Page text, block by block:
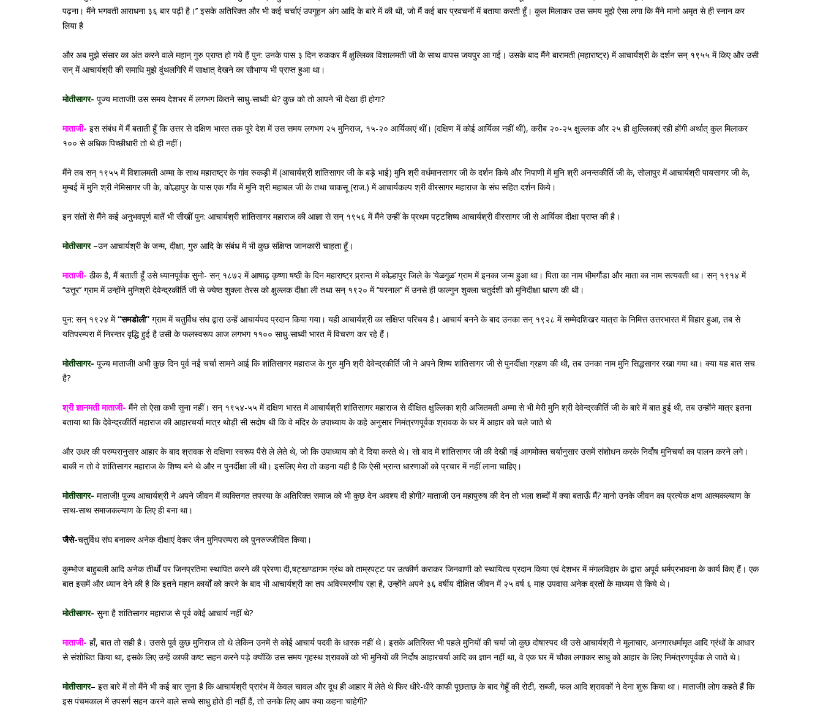
पढ़ना। मैंने भगवती आराधना ३६ बार पढ़ी है।’’ इसके अतिरिक्त और भी कई चर्चाएं उपगूहन अंग आदि के बारे में की थी, जो मैं कई बार प्रवचनों में बताया करती हूँ। कुल मिलाकर उस समय मुझे ऐसा लगा कि मैंने मानो अमृत से ही स्नान कर
लिया है
और अब मुझे संसार का अंत करने वाले महान् गुरु प्राप्त हो गये हैं पुन: उनके पास ३ दिन रुककर मैं क्षुल्लिका विशालमती जी के साथ वापस जयपुर आ गई। उसके बाद मैंने बारामती (महाराष्ट्र) में आचार्यश्री के दर्शन सन् १९५५ में किए और उसी
सन् में आचार्यश्री की समाधि मुझे वुंथलगिरि में साक्षात् देखने का सौभाग्य भी प्राप्त हुआ था।
मोतीसागर- पूज्य माताजी! उस समय देशभर में लगभग कितने साधु-साध्वी थे? कुछ को तो आपने भी देखा ही होगा?
माताजी- इस संबंध में मैं बताती हूँ कि उत्तर से दक्षिण भारत तक पूरे देश में उस समय लगभग २५ मुनिराज, १५-२० आर्यिकाएं थीं। (दक्षिण में कोई आर्यिका नहीं थीं), करीब २०-२५ क्षुल्लक और २५ ही क्षुल्लिकाएं रही होंगी अर्थात् कुल मिलाकर
१०० से अधिक पिच्छीधारी तो थे ही नहीं।
मैंने तब सन् १९५५ में विशालमती अम्मा के साथ महाराष्ट्र के गांव रुकड़ी में (आचार्यश्री शांतिसागर जी के बड़े भाई) मुनि श्री वर्धमानसागर जी के दर्शन किये और निपाणी में मुनि श्री अनन्तकीर्ति जी के, सोलापुर में आचार्यश्री पायसागर जी के,
मुम्बई में मुनि श्री नेमिसागर जी के, कोल्हापुर के पास एक गाँव में मुनि श्री महाबल जी के तथा चाकसू (राज.) में आचार्यकल्प श्री वीरसागर महाराज के संघ सहित दर्शन किये।
इन संतों से मैंने कई अनुभवपूर्ण बातें भी सीखीं पुन: आचार्यश्री शांतिसागर महाराज की आज्ञा से सन् १९५६ में मैंने उन्हीं के प्रथम पट्टशिष्य आचार्यश्री वीरसागर जी से आर्यिका दीक्षा प्राप्त की है।
मोतीसागर –उन आचार्यश्री के जन्म, दीक्षा, गुरु आदि के संबंध में भी कुछ संक्षिप्त जानकारी चाहता हूँ।
माताजी- ठीक है, मैं बताती हूँ उसे ध्यानपूर्वक सुनो- सन् १८७२ में आषाढ़ कृष्णा षष्ठी के दिन महाराष्ट्र प्र्रान्त में कोल्हापुर जिले के ‘येळगुळ’ ग्राम में इनका जन्म हुआ था। पिता का नाम भीमगौंडा और माता का नाम सत्यवती था। सन् १९१४ में
‘‘उत्तूर’’ ग्राम में उन्होंने मुनिश्री देवेन्द्रकीर्ति जी से ज्येष्ठ शुक्ला तेरस को क्षुल्लक दीक्षा ली तथा सन् १९२० में ‘‘यरनाल’’ में उनसे ही फाल्गुन शुक्ला चतुर्दशी को मुनिदीक्षा धारण की थी।
पुन: सन् १९२४ में‘‘समडोली’’ ग्राम में चतुर्विध संघ द्वारा उन्हें आचार्यपद प्रदान किया गया। यही आचार्यश्री का संक्षिप्त परिचय है। आचार्य बनने के बाद उनका सन् १९२८ में सम्मेदशिखर यात्रा के निमित्त उत्तरभारत में विहार हुआ, तब से
यतिपरम्परा में निरन्तर वृद्धि हुई है उसी के फलस्वरूप आज लगभग ११०० साधु-साध्वी भारत में विचरण कर रहे हैं।
मोतीसागर- पूज्य माताजी! अभी कुछ दिन पूर्व नई चर्चा सामने आई कि शांतिसागर महाराज के गुरु मुनि श्री देवेन्द्रकीर्ति जी ने अपने शिष्य शांतिसागर जी से पुनर्दीक्षा ग्रहण की थी, तब उनका नाम मुनि सिद्धसागर रखा गया था। क्या यह बात सच
है?
श्री ज्ञानमती माताजी- मैंने तो ऐसा कभी सुना नहीं। सन् १९५४-५५ में दक्षिण भारत में आचार्यश्री शांतिसागर महाराज से दीक्षित क्षुल्लिका श्री अजितमती अम्मा से भी मेरी मुनि श्री देवेन्द्रकीर्ति जी के बारे में बात हुई थी, तब उन्होंने मात्र इतना
बताया था कि देवेन्द्रकीर्ति महाराज की आहारचर्या मात्र थोड़ी सी सदोष थी कि वे मंदिर के उपाध्याय के कहे अनुसार निमंत्रणपूर्वक श्रावक के घर में आहार को चले जाते थे
और उधर की परम्परानुसार आहार के बाद श्रावक से दक्षिणा स्वरूप पैसे ले लेते थे, जो कि उपाध्याय को दे दिया करते थे। सो बाद में शांतिसागर जी की देखी गई आगमोक्त चर्यानुसार उसमें संशोधन करके निर्दोष मुनिचर्या का पालन करने लगे।
बाकी न तो वे शांतिसागर महाराज के शिष्य बने थे और न पुनर्दीक्षा ली थी। इसलिए मेरा तो कहना यही है कि ऐसी भ्रान्त धारणाओं को प्रचार में नहीं लाना चाहिए।
मोतीसागर- माताजी! पूज्य आचार्यश्री ने अपने जीवन में व्यक्तिगत तपस्या के अतिरिक्त समाज को भी कुछ देन अवश्य दी होगी? माताजी उन महापुरुष की देन तो भला शब्दों में क्या बताऊँ मैं? मानो उनके जीवन का प्रत्येक क्षण आत्मकल्याण के
साथ-साथ समाजकल्याण के लिए ही बना था।
जैसे-चतुर्विध संघ बनाकर अनेक दीक्षाएं देकर जैन मुनिपरम्परा को पुनरुज्जीवित किया।
कुम्भोज बाहुबली आदि अनेक तीर्थों पर जिनप्रतिमा स्थापित करने की प्रेरणा दी,षट्खण्डागम ग्रंथ को ताम्रपट्ट पर उत्कीर्ण कराकर जिनवाणी को स्थायित्व प्रदान किया एवं देशभर में मंगलविहार के द्वारा अपूर्व धर्मप्रभावना के कार्य किए हैं। एक
बात इसमें और ध्यान देने की है कि इतने महान कार्यों को करने के बाद भी आचार्यश्री का तप अविस्मरणीय रहा है, उन्होंने अपने ३६ वर्षीय दीक्षित जीवन में २५ वर्ष ६ माह उपवास अनेक व्रतों के माध्यम से किये थे।
मोतीसागर- सुना है शांतिसागर महाराज से पूर्व कोई आचार्य नहीं थे?
माताजी- हाँ, बात तो सही है। उससे पूर्व कुछ मुनिराज तो थे लेकिन उनमें से कोई आचार्य पदवी के धारक नहीं थे। इसके अतिरिक्त भी पहले मुनियों की चर्या जो कुछ दोषास्पद थी उसे आचार्यश्री ने मूलाचार, अनगारधर्मामृत आदि ग्रंथों के आधार
से संशोधित किया था, इसके लिए उन्हें काफी कष्ट सहन करने पड़े क्योंकि उस समय गृहस्थ श्रावकों को भी मुनियों की निर्दोष आहारचर्या आदि का ज्ञान नहीं था, वे एक घर में चौका लगाकर साधु को आहार के लिए निमंत्रणपूर्वक ले जाते थे।
मोतीसागर– इस बारे में तो मैंने भी कई बार सुना है कि आचार्यश्री प्रारंभ में केवल चावल और दूध ही आहार में लेते थे फिर धीरे-धीरे काफी पूछताछ के बाद गेहूँ की रोटी, सब्जी, फल आदि श्रावकों ने देना शुरू किया था। माताजी! लोग कहते हैं कि
इस पंचमकाल में उपसर्ग सहन करने वाले सच्चे साधु होते ही नहीं हैं, तो उनके लिए आप क्या कहना चाहेगी?